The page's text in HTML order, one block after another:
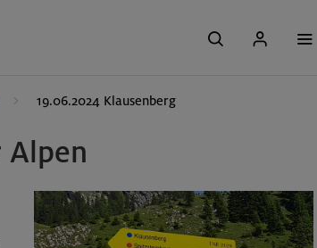
19.06.2024 Klausenberg
Alpen